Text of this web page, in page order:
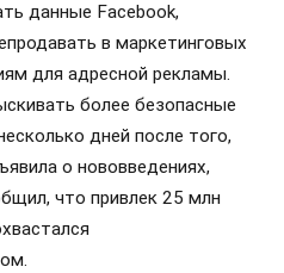
данные Facebook,
в маркетинговых
для адресной рекламы.
более безопасные
дней после того,
о нововведениях,
что привлек 25 млн